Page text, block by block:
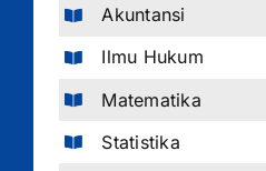
Akuntansi
Ilmu Hukum
Matematika
Statistika